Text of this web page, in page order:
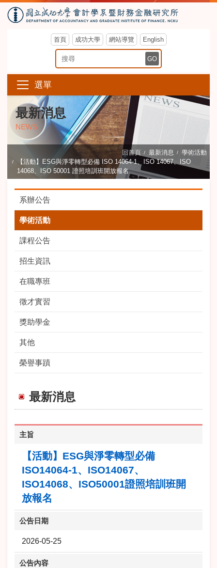
首頁 成功大學 網站導覽 English
搜尋關鍵字 GO
選單
最新消息
NEWS
回首頁 最新消息
學術活動
【活動】ESG與淨零轉型必備 ISO 14064-1、ISO 14067、ISO
14068、ISO 50001 證照培訓班開放報名
系辦公告
學術活動
課程公告
招生資訊
在職專班
徵才實習
獎助學金
其他
榮譽事蹟
最新消息
主旨
【活動】ESG與淨零轉型必備
ISO14064-1、ISO14067、
ISO14068、ISO50001證照培訓班開
放報名
公告日期
2026-05-25
公告內容